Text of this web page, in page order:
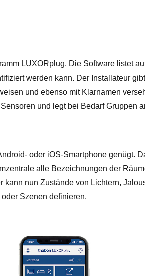
LUXORplug. Die Software listet
werden kann. Der Installateur
und ebenso mit Klarnamen
und legt bei Bedarf Gruppen
oder iOS-Smartphone genügt.
alle Bezeichnungen der
kann nun Zustände von Lichtern,
Szenen definieren.